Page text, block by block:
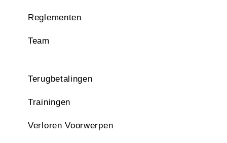
Reglementen
Team
Terugbetalingen
Trainingen
Verloren Voorwerpen